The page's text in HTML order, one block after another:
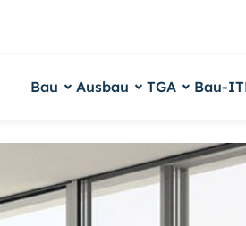
Bau Ausbau TGA Bau-IT